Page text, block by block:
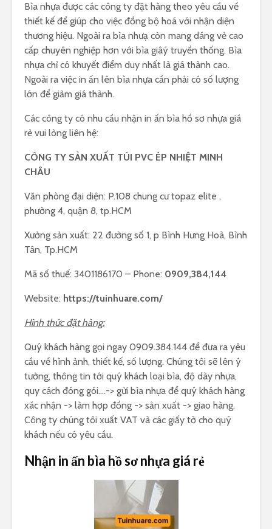
Bìa nhựa được các công ty đặt hàng theo yêu cầu về
thiết kế để giúp cho việc đồng bộ hoá với nhận diện
thương hiệu. Ngoài ra bìa nhưạ còn mang dáng vẻ cao
cấp chuyên nghiệp hơn với bìa giâý truyền thống. Bìa
nhựa chỉ có khuyết điểm duy nhất là giá thành cao.
Ngoài ra việc in ấn lên bìa nhựa cần phải có số lượng
lớn để giảm giá thành.
Các công ty có nhu cầu nhận in ấn bìa hồ sơ nhựa giá
rẻ vui lòng liên hệ:
CÔNG TY SẢN XUẤT TÚI PVC ÉP NHIỆT MINH
CHÂU
Văn phòng đại diện: P.108 chung cư topaz elite ,
phường 4, quận 8, tp.HCM
Xưởng sản xuất: 22 đường số 1, p Bình Hưng Hoà, Bình
Tân, Tp.HCM
Mã số thuế: 3401186170 – Phone: 0909,384,144
Website: https://tuinhuare.com/
Hình thức đặt hàng:
Quý khách hàng gọi ngay 0909.384.144 để đưa ra yêu
cầu về hình ảnh, thiết kế, số lượng. Chúng tôi sẽ lên ý
tưởng, thông tin tới quý khách loại bìa, độ dày nhựa,
quy cách đóng gói….-> gửi bìa nhựa để quý khách hàng
xác nhận -> làm hợp đồng -> sản xuất -> giao hàng.
Công ty chúng tôi xuất VAT và các giấy tờ cho quý
khách nếu có yêu cầu.
Nhận in ấn bìa hồ sơ nhựa giá rẻ